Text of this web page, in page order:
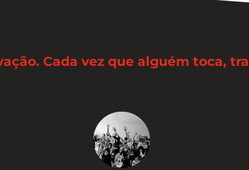
Cada vez que alguém toca,